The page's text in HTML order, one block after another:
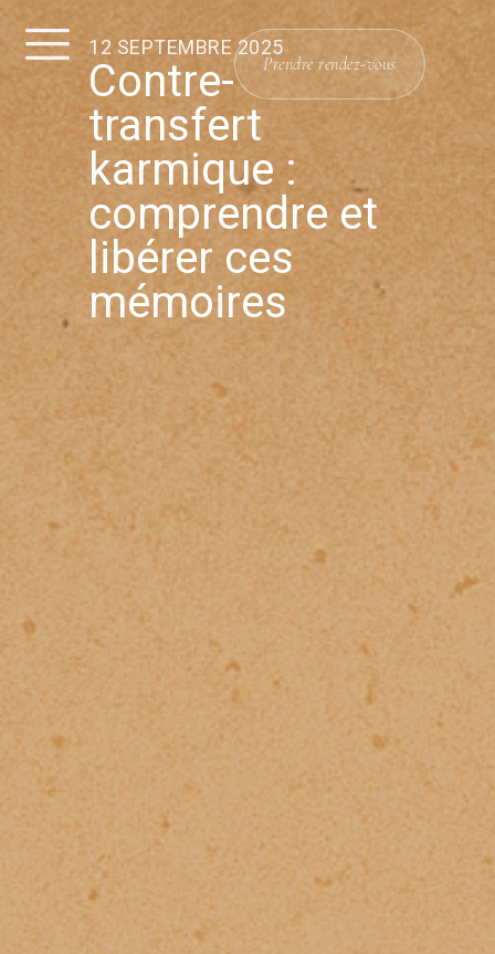
Prendre rendez-vous
12 SEPTEMBRE 2025
Contre-
transfert
karmique :
comprendre et
libérer ces
mémoires